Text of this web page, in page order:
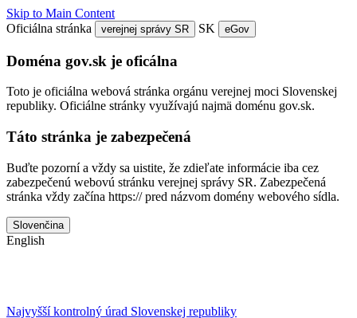
Skip to Main Content
Oficiálna stránka
verejnej správy SR SK eGov
Doména gov.sk je oficálna
Toto je oficiálna webová stránka orgánu verejnej moci Slovenskej
republiky. Oficiálne stránky využívajú najmä doménu gov.sk.
Táto stránka je zabezpečená
Buďte pozorní a vždy sa uistite, že zdieľate informácie iba cez
zabezpečenú webovú stránku verejnej správy SR. Zabezpečená
stránka vždy začína https:// pred názvom domény webového sídla.
Slovenčina
English
Najvyšší kontrolný úrad Slovenskej republiky